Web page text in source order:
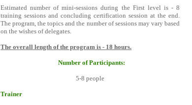
Estimated number of mini-sessions during the First level is - 8
training sessions and concluding certification session at the end.
The program, the topics and the number of sessions may vary based
on the wishes of delegates.
The overall length of the program is - 18 hours.
Number of Participants:
5-8 people
Trainer